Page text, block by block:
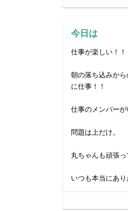
今日は
仕事が楽しい！！
朝の落ち込みか
に仕事！！
仕事のメンバーが
問題は上だけ。
丸ちゃんも頑張っ
いつも本当にあり